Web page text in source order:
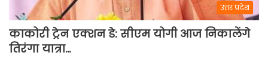
उत्तर प्रदेश
काकोरी ट्रेन एक्शन डे: सीएम योगी आज निकालेंगे
तिरंगा यात्रा…